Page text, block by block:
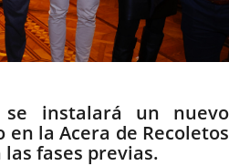
se instalará un nuevo
en la Acera de Recoletos
fases previas.